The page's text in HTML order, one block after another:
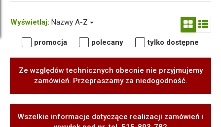
Wyświetlaj: Nazwy A-Z
promocja polecany tylko dostępne
Ze względów technicznych obecnie nie przyjmujemy
zamówień. Przepraszamy za niedogodność.
Wszelkie informacje dotyczące realizacji zamówień i